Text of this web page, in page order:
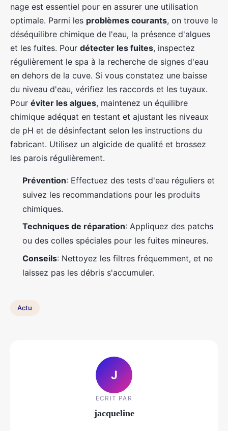
nage est essentiel pour en assurer une utilisation
optimale. Parmi les problèmes courants, on trouve le
déséquilibre chimique de l'eau, la présence d'algues
et les fuites. Pour détecter les fuites, inspectez
régulièrement le spa à la recherche de signes d'eau
en dehors de la cuve. Si vous constatez une baisse
du niveau d'eau, vérifiez les raccords et les tuyaux.
Pour éviter les algues, maintenez un équilibre
chimique adéquat en testant et ajustant les niveaux
de pH et de désinfectant selon les instructions du
fabricant. Utilisez un algicide de qualité et brossez
les parois régulièrement.
Prévention: Effectuez des tests d'eau réguliers et
suivez les recommandations pour les produits
chimiques.
Techniques de réparation: Appliquez des patchs
ou des colles spéciales pour les fuites mineures.
Conseils: Nettoyez les filtres fréquemment, et ne
laissez pas les débris s'accumuler.
Actu
J
ECRIT PAR
jacqueline